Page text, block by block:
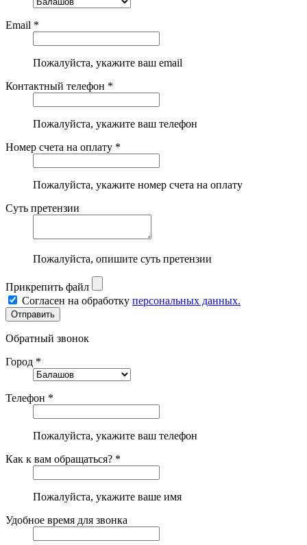
Email *
Пожалуйста, укажите ваш email
Контактный телефон *
Пожалуйста, укажите ваш телефон
Номер счета на оплату *
Пожалуйста, укажите номер счета на оплату
Суть претензии
Пожалуйста, опишите суть претензии
Прикрепить файл
Согласен на обработку персональных данных.
Обратный звонок
Город *
Телефон *
Пожалуйста, укажите ваш телефон
Как к вам обращаться? *
Пожалуйста, укажите ваше имя
Удобное время для звонка